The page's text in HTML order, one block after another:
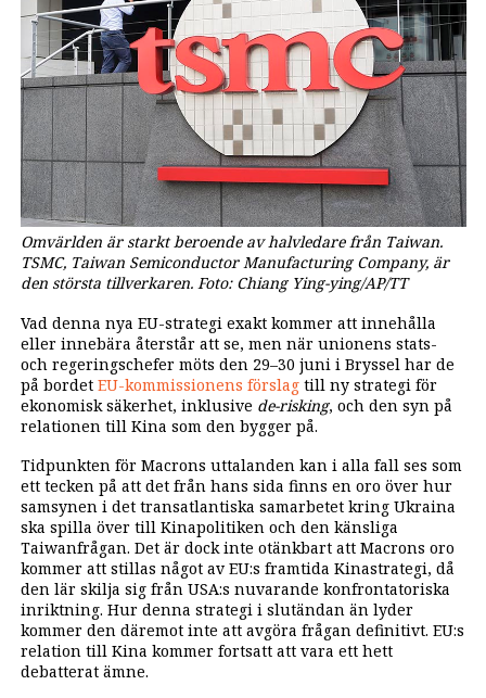
Omvärlden är starkt beroende av halvledare från Taiwan.
TSMC, Taiwan Semiconductor Manufacturing Company, är
den största tillverkaren. Foto: Chiang Ying-ying/AP/TT
Vad denna nya EU-strategi exakt kommer att innehålla
eller innebära återstår att se, men när unionens stats-
och regeringschefer möts den 29–30 juni i Bryssel har de
på bordet EU-kommissionens förslagtill ny strategi för
ekonomisk säkerhet, inklusive de-risking, och den syn på
relationen till Kina som den bygger på.
Tidpunkten för Macrons uttalanden kan i alla fall ses som
ett tecken på att det från hans sida finns en oro över hur
samsynen i det transatlantiska samarbetet kring Ukraina
ska spilla över till Kinapolitiken och den känsliga
Taiwanfrågan. Det är dock inte otänkbart att Macrons oro
kommer att stillas något av EU:s framtida Kinastrategi, då
den lär skilja sig från USA:s nuvarande konfrontatoriska
inriktning. Hur denna strategi i slutändan än lyder
kommer den däremot inte att avgöra frågan definitivt. EU:s
relation till Kina kommer fortsatt att vara ett hett
debatterat ämne.